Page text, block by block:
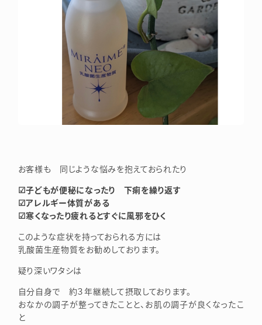
お客様も 同じような悩みを抱えておられたり
☑子どもが便秘になったり 下痢を繰り返す
☑アレルギー体質がある
☑寒くなったり疲れるとすぐに風邪をひく
このような症状を持っておられる方には
乳酸菌生産物質をお勧めしております。
疑り深いワタシは
自分自身で 約３年継続して摂取しております。
おなかの調子が整ってきたことと、お肌の調子が良くなったこ
と